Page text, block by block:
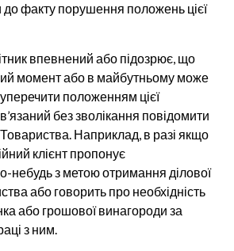
факту порушення положень цієї
впевнений або підозрює, що
момент або в майбутньому може
положенням цієї
без зволікання повідомити
Наприклад, в разі якщо
клієнт пропонує
небудь з метою отримання ділової
або говорить про необхідність
або грошової винагороди за
з ним.